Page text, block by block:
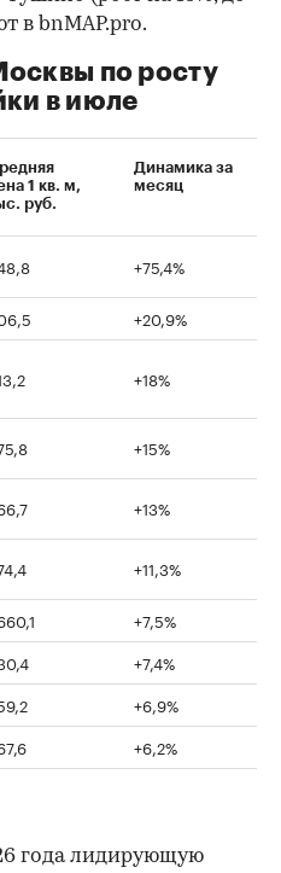
в bnMAP.pro.
по росту
в июле
1 кв. м,
руб.
Динамика за
месяц
+75,4%
+20,9%
+18%
+15%
+13%
+11,3%
+7,5%
+7,4%
+6,9%
+6,2%
года лидирующую